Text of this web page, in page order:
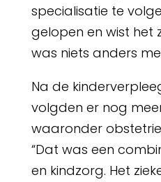
specialisatie te
gelopen en wist het
was niets anders
Na de
volgden er nog
waaronder
“Dat was een
en kindzorg. Het